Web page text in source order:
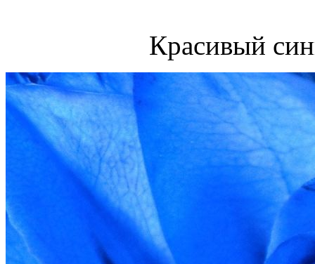
Красивый